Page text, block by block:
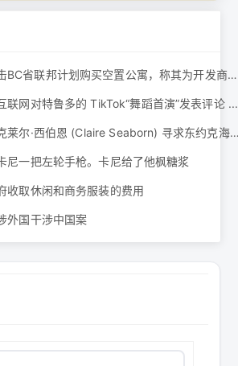
Poilievre猛烈抨击BC省联邦计划购买空置公寓，称其为开发商的“救助” ...
联网对特鲁多的 TikTok“舞蹈首演”发表评论 ...
律师、前幕僚长克莱尔·西伯恩 (Claire Seaborn)
尼一把左轮手枪。卡尼给了他枫糖浆
收取休闲和商务服装的费用
外国干涉中国案